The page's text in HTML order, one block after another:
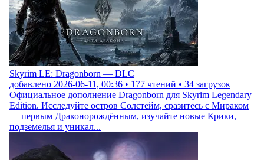
Skyrim LE: Dragonborn — DLC
добавлено 2026-06-11, 00:36 • 177 чтений • 34 загрузок
Официальное дополнение Dragonborn для Skyrim Legendary
Edition. Исследуйте остров Солстейм, сразитесь с Мираком
— первым Драконорождённым, изучайте новые Крики,
подземелья и уникал...